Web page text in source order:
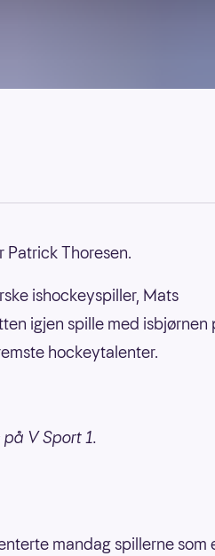
Patrick Thoresen.
ishockeyspiller, Mats
igjen spille med isbjørnen
hockeytalenter.
V Sport 1.
mandag spillerne som